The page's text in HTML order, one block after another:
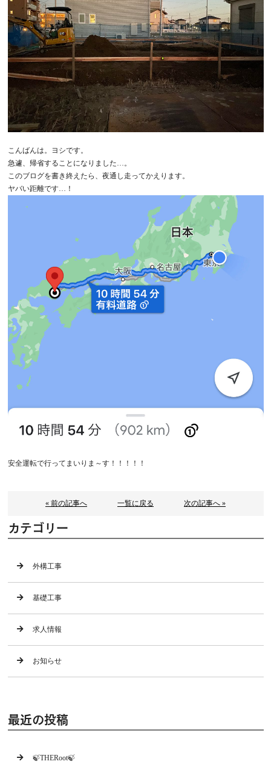
こんばんは。ヨシです。
急遽、帰省することになりました…。
このブログを書き終えたら、夜通し走ってかえります。
ヤバい距離です…！
安全運転で行ってまいりま～す！！！！！
« 前の記事へ 一覧に戻る 次の記事へ »
カテゴリー
外構工事
基礎工事
求人情報
お知らせ
最近の投稿
🍃THERoot🍃